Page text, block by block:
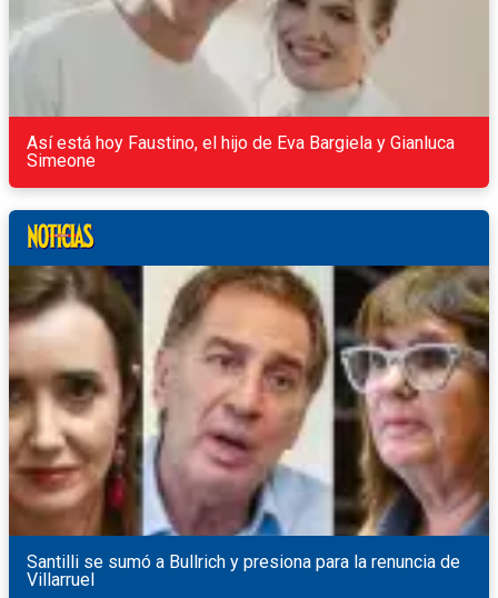
Así está hoy Faustino, el hijo de Eva Bargiela y Gianluca
Simeone
Santilli se sumó a Bullrich y presiona para la renuncia de
Villarruel